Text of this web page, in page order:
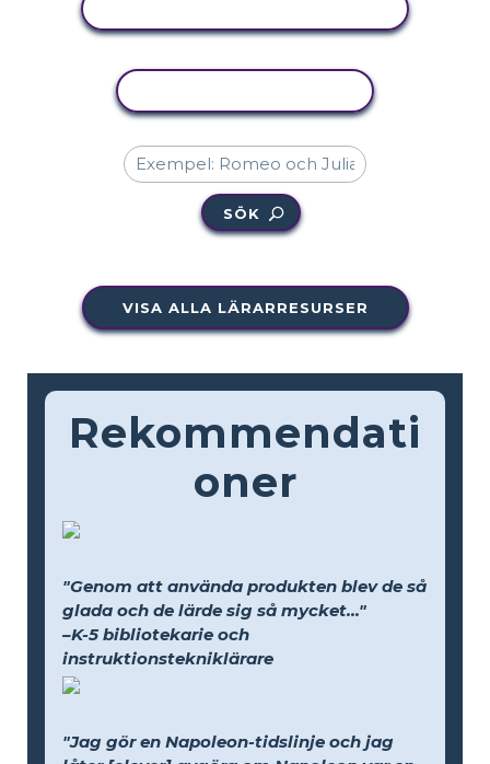
SÖK
VISA ALLA LÄRARRESURSER
Rekommendati
oner
"Genom att använda produkten blev de så
glada och de lärde sig så mycket..."
–K-5 bibliotekarie och
instruktionstekniklärare
"Jag gör en Napoleon-tidslinje och jag